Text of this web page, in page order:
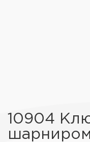
10904